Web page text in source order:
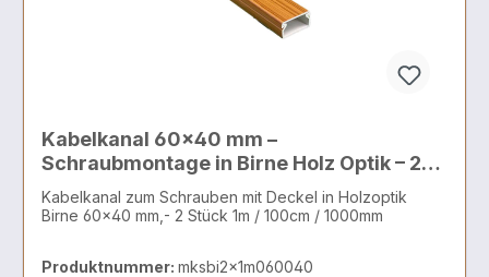
Kabelkanal 60x40 mm –
Schraubmontage in Birne Holz Optik – 2x1
Meter
Kabelkanal zum Schrauben mit Deckel in Holzoptik
Birne 60x40 mm,- 2 Stück 1m / 100cm / 1000mm
Produktnummer: mksbi2x1m060040